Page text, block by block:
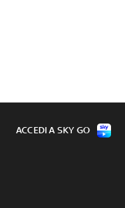
ACCEDI A SKY GO